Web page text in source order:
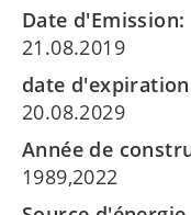
Date d'Emission:
21.08.2019
date
20.08.2029
Année de
1989,2022